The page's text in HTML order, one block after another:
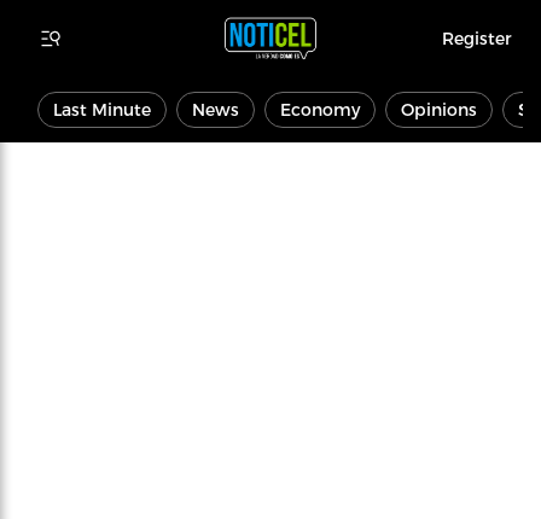
Register
Last Minute News Economy Opinions